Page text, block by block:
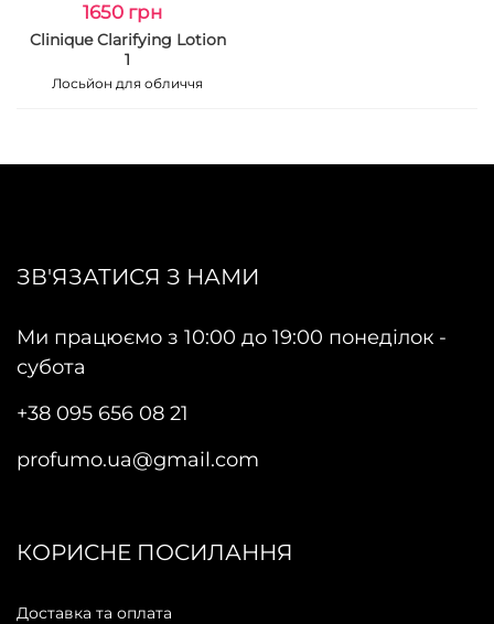
1650 грн
Clinique Clarifying Lotion
1
Лосьйон для обличчя
ЗВ'ЯЗАТИСЯ З НАМИ
Ми працюємо з 10:00 до 19:00 понеділок -
субота
+38 095 656 08 21
profumo.ua@gmail.com
КОРИСНЕ ПОСИЛАННЯ
Доставка та оплата